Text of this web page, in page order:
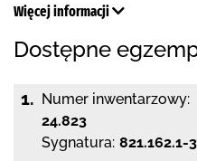
Więcej informacji
Dostępne
1. Numer inwentarzowy:
24.823
Sygnatura: 821.162.1-3